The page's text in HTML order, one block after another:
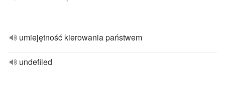
umiejętność kierowania państwem
undefiled